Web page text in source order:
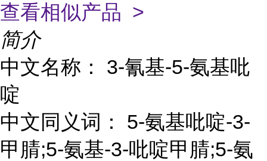
查看相似产品 >
简介
中文名称： 3-氰基-5-氨基吡
啶
中文同义词： 5-氨基吡啶-3-
甲腈;5-氨基-3-吡啶甲腈;5-氨